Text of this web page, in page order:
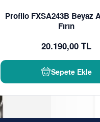
Profilo FXSA243B Beyaz
Fırın
20.190,00 TL
Sepete Ekle